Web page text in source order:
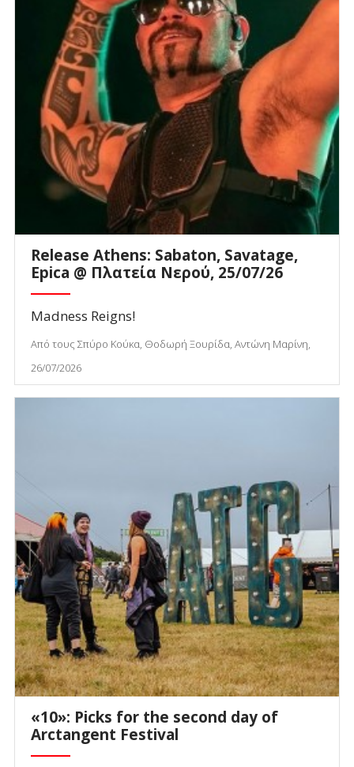
Release Athens: Sabaton, Savatage,
Epica @ Πλατεία Νερού, 25/07/26
Madness Reigns!
Από τους Σπύρο Κούκα, Θοδωρή Ξουρίδα, Αντώνη Μαρίνη,
26/07/2026
«10»: Picks for the second day of
Arctangent Festival